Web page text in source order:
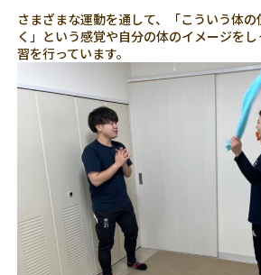
さまざまな運動を通して、「こういう体
く」という感覚や自分の体のイメージを
習を行っています。